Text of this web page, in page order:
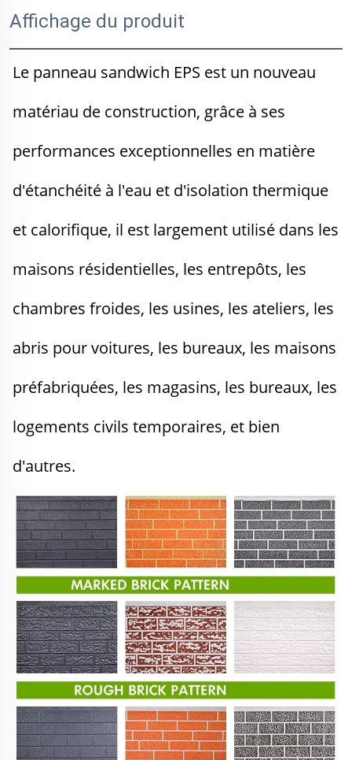
Affichage du produit
Le panneau sandwich EPS est un nouveau
matériau de construction, grâce à ses
performances exceptionnelles en matière
d'étanchéité à l'eau et d'isolation thermique
et calorifique, il est largement utilisé dans les
maisons résidentielles, les entrepôts, les
chambres froides, les usines, les ateliers, les
abris pour voitures, les bureaux, les maisons
préfabriquées, les magasins, les bureaux, les
logements civils temporaires, et bien
d'autres.